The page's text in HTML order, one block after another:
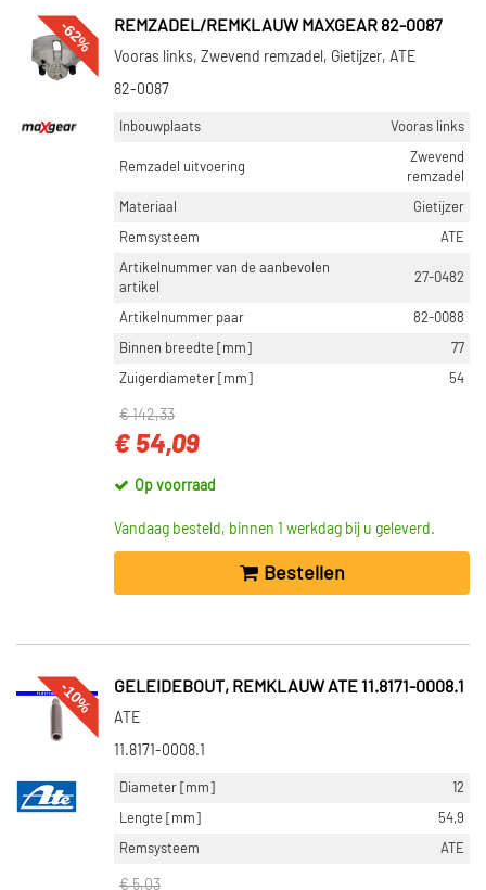
-62% REMZADEL/REMKLAUW MAXGEAR 82-0087
Vooras links, Zwevend remzadel, Gietijzer, ATE
82-0087
Inbouwplaats Vooras links
Remzadel uitvoering
Zwevend
remzadel
Materiaal
Gietijzer
Remsysteem
ATE
Artikelnummer van de aanbevolen
artikel
27-0482
Artikelnummer paar
82-0088
Binnen breedte [mm]
77
Zuigerdiameter [mm]
54
€ 142,33
€ 54,09
Op voorraad
Vandaag besteld, binnen 1 werkdag bij u geleverd.
Bestellen
-10% GELEIDEBOUT, REMKLAUW ATE 11.8171-0008.1
ATE
11.8171-0008.1
Diameter [mm]
12
Lengte [mm]
54,9
Remsysteem
ATE
€ 5,03